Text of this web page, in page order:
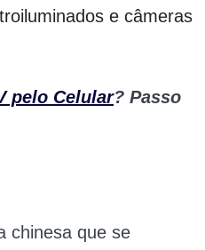
e câmeras
pelo Celular? Passo
chinesa que se